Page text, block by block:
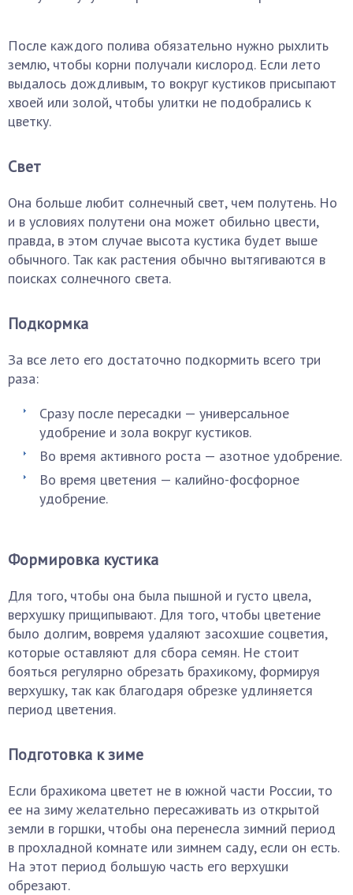
После каждого полива обязательно нужно рыхлить
землю, чтобы корни получали кислород. Если лето
выдалось дождливым, то вокруг кустиков присыпают
хвоей или золой, чтобы улитки не подобрались к
цветку.
Свет
Она больше любит солнечный свет, чем полутень. Но
и в условиях полутени она может обильно цвести,
правда, в этом случае высота кустика будет выше
обычного. Так как растения обычно вытягиваются в
поисках солнечного света.
Подкормка
За все лето его достаточно подкормить всего три
раза:
Сразу после пересадки — универсальное
удобрение и зола вокруг кустиков.
Во время активного роста — азотное удобрение.
Во время цветения — калийно-фосфорное
удобрение.
Формировка кустика
Для того, чтобы она была пышной и густо цвела,
верхушку прищипывают. Для того, чтобы цветение
было долгим, вовремя удаляют засохшие соцветия,
которые оставляют для сбора семян. Не стоит
бояться регулярно обрезать брахикому, формируя
верхушку, так как благодаря обрезке удлиняется
период цветения.
Подготовка к зиме
Если брахикома цветет не в южной части России, то
ее на зиму желательно пересаживать из открытой
земли в горшки, чтобы она перенесла зимний период
в прохладной комнате или зимнем саду, если он есть.
На этот период большую часть его верхушки
обрезают.